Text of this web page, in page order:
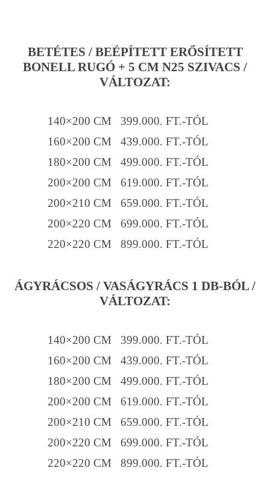
BETÉTES / BEÉPÍTETT ERŐSÍTETT
BONELL RUGÓ + 5 CM N25 SZIVACS /
VÁLTOZAT:
140×200 CM 399.000. FT.-TÓL
160×200 CM 439.000. FT.-TÓL
180×200 CM 499.000. FT.-TÓL
200×200 CM 619.000. FT.-TÓL
200×210 CM 659.000. FT.-TÓL
200×220 CM 699.000. FT.-TÓL
220×220 CM 899.000. FT.-TÓL
ÁGYRÁCSOS / VASÁGYRÁCS 1 DB-BÓL /
VÁLTOZAT:
140×200 CM 399.000. FT.-TÓL
160×200 CM 439.000. FT.-TÓL
180×200 CM 499.000. FT.-TÓL
200×200 CM 619.000. FT.-TÓL
200×210 CM 659.000. FT.-TÓL
200×220 CM 699.000. FT.-TÓL
220×220 CM 899.000. FT.-TÓL